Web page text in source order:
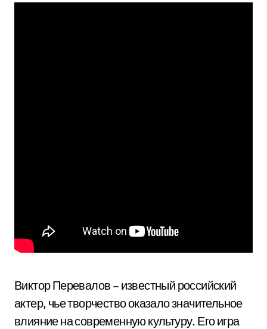
Виктор Перевалов – известный российский
актер, чье творчество оказало значительное
влияние на современную культуру. Его игра